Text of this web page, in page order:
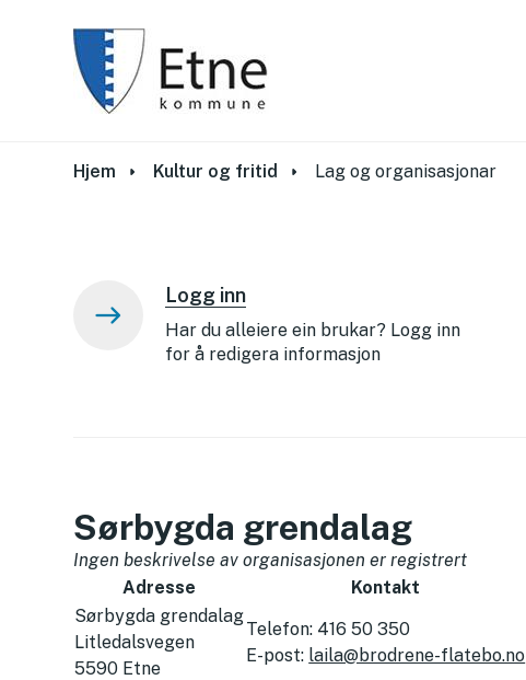
Du er her:
Hjem Kultur og fritid Lag og organisasjonar
Logg inn
Har du alleiere ein brukar? Logg inn
for å redigera informasjon
Sørbygda grendalag
Ingen beskrivelse av organisasjonen er registrert
Adresse
Kontakt
Sørbygda grendalag
Litledalsvegen
5590 Etne
Telefon: 416 50 350
E-post: laila@brodrene-flatebo.no